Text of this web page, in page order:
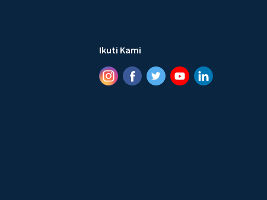
Ikuti Kami